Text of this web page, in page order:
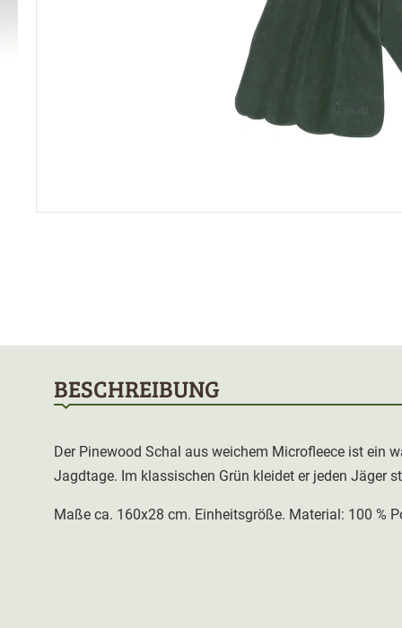
BESCHREIBUNG
Der Pinewood Schal aus weichem Microfleece ist ein
Jagdtage. Im klassischen Grün kleidet er jeden Jäger
Maße ca. 160x28 cm. Einheitsgröße. Material: 100 %